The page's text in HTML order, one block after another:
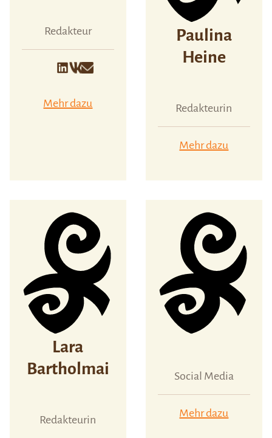
Redakteur
Mehr dazu
Paulina
Heine
Redakteurin
Mehr dazu
Lara
Bartholmai
Redakteurin
Social Media
Mehr dazu